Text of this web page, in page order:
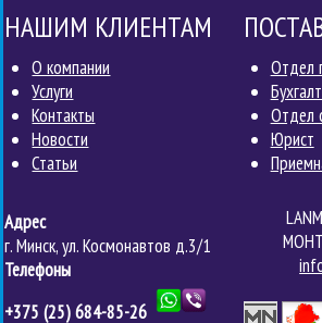
НАШИМ КЛИЕНТАМ
О компании
Услуги
Контакты
Новости
Статьи
Отдел
Отдел
Юрист
Адрес
г. Минск, ул. Космонавтов д.3/1
Телефоны
+375 (25)684-85-26